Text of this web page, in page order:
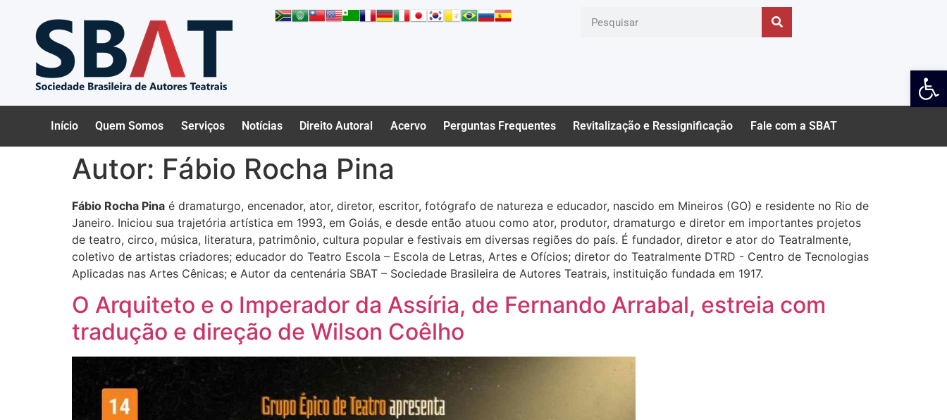
Início Quem Somos Serviços Notícias Direito Autoral Acervo Perguntas Frequentes Revitalização e Ressignificação Fale com a SBAT
Autor: Fábio Rocha Pina
Fábio Rocha Pina é dramaturgo, encenador, ator, diretor, escritor, fotógrafo de natureza e educador, nascido em Mineiros (GO) e residente no Rio de
Janeiro. Iniciou sua trajetória artística em 1993, em Goiás, e desde então atuou como ator, produtor, dramaturgo e diretor em importantes projetos
de teatro, circo, música, literatura, patrimônio, cultura popular e festivais em diversas regiões do país. É fundador, diretor e ator do Teatralmente,
coletivo de artistas criadores; educador do Teatro Escola – Escola de Letras, Artes e Ofícios; diretor do Teatralmente DTRD - Centro de Tecnologias
Aplicadas nas Artes Cênicas; e Autor da centenária SBAT – Sociedade Brasileira de Autores Teatrais, instituição fundada em 1917.
O Arquiteto e o Imperador da Assíria, de Fernando Arrabal, estreia com
tradução e direção de Wilson Coêlho